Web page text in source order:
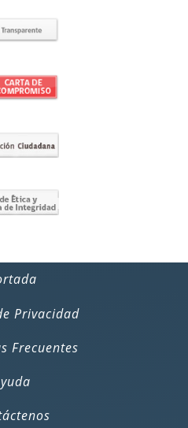
Privacidad
Frecuentes